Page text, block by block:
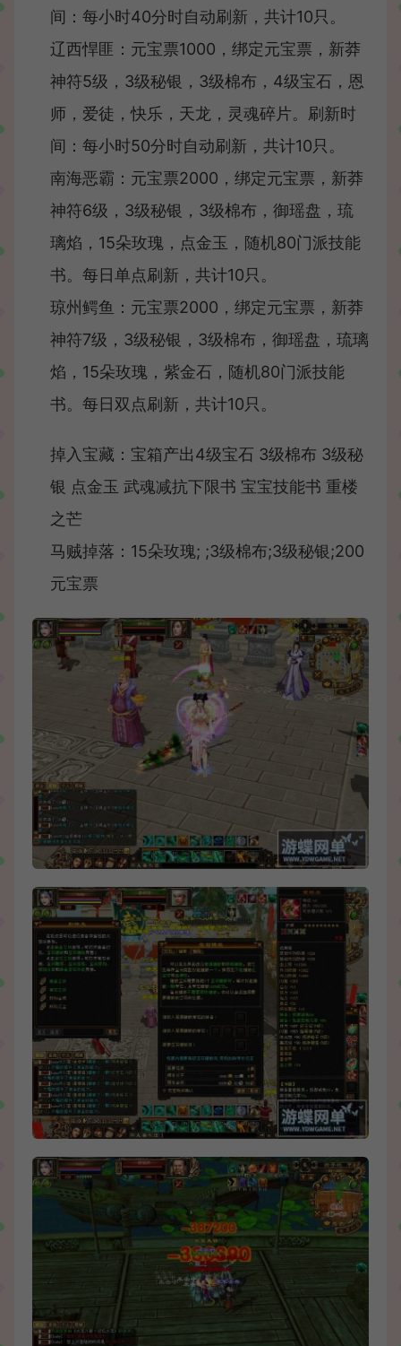
间：每小时40分时自动刷新，共计10只。
辽西悍匪：元宝票1000，绑定元宝票，新莽
神符5级，3级秘银，3级棉布，4级宝石，恩
师，爱徒，快乐，天龙，灵魂碎片。刷新时
间：每小时50分时自动刷新，共计10只。
南海恶霸：元宝票2000，绑定元宝票，新莽
神符6级，3级秘银，3级棉布，御瑶盘，琉
璃焰，15朵玫瑰，点金玉，随机80门派技能
书。每日单点刷新，共计10只。
琼州鳄鱼：元宝票2000，绑定元宝票，新莽
神符7级，3级秘银，3级棉布，御瑶盘，琉璃
焰，15朵玫瑰，紫金石，随机80门派技能
书。每日双点刷新，共计10只。
掉入宝藏：宝箱产出4级宝石 3级棉布 3级秘
银 点金玉 武魂减抗下限书 宝宝技能书 重楼
之芒
马贼掉落：15朵玫瑰; ;3级棉布;3级秘银;200
元宝票